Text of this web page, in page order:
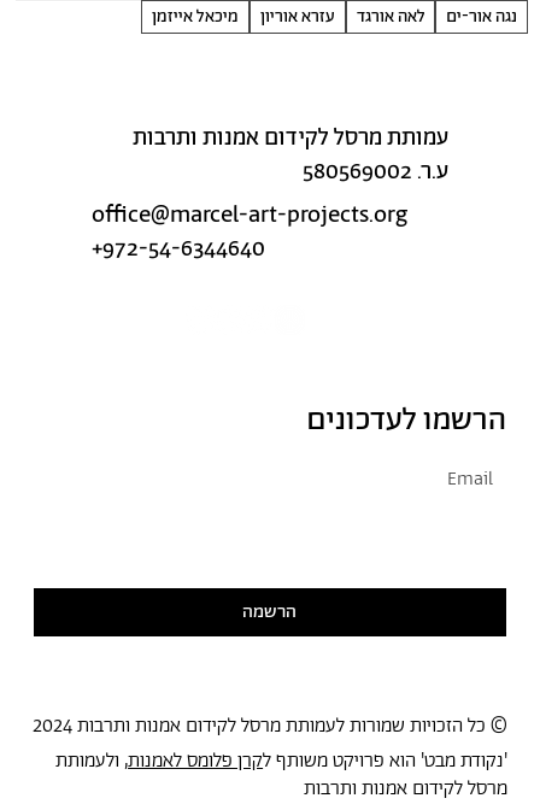
נגה אור-ים
לאה אורגד עזרא אוריון מיכאל אייזמן
עמותת מרסל לקידום אמנות ותרבות
ע.ר. 580569002
office@marcel-art-projects.org
+972-54-6344640
הרשמו לעדכונים
הרשמה
© כל הזכויות שמורות לעמותת מרסל לקידום אמנות ותרבות 2024
'נקודת מבט' הוא פרויקט משותף לקרן פלומס לאמנות, ולעמותת
מרסל לקידום אמנות ותרבות